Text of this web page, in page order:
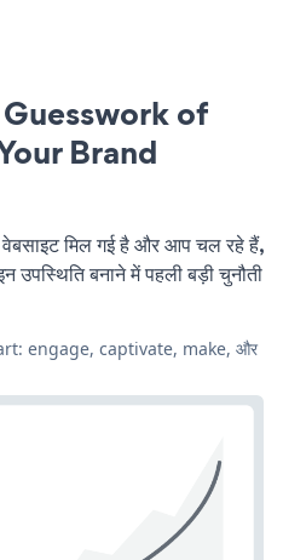
of
Brand
मिल गई है और आप चल रहे हैं,
बनाने में पहली बड़ी चुनौती
engage, captivate, make, और